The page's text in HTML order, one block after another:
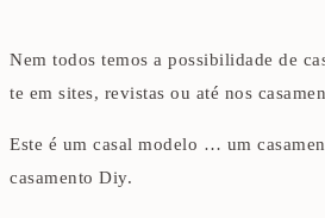
Nem todos temos a possibilidade de
te em sites, revistas ou até nos
Este é um casal modelo … um
casamento Diy.